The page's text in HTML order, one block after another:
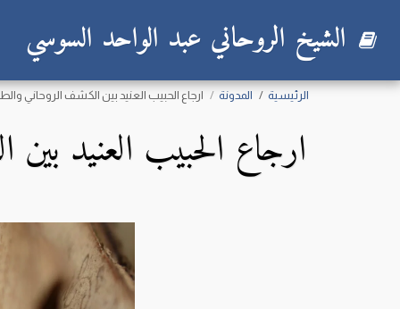
الشيخ الروحاني عبد الواحد السوسي
الرئيسية المدونة ارجاع الحبيب العنيد بين الكشف الروحاني
ارجاع الحبيب العنيد